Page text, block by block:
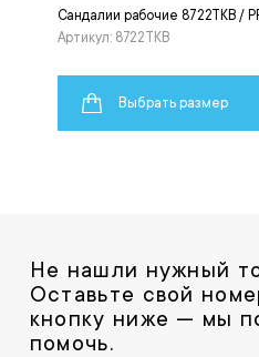
Сандалии рабочие 8722ТКВ /
Артикул: 8722ТКВ
Выбрать размер
Не нашли нужный
Оставьте свой
кнопку ниже — мы
помочь.